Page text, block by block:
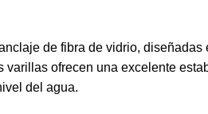
de fibra de vidrio,
ofrecen una excelente
del agua.